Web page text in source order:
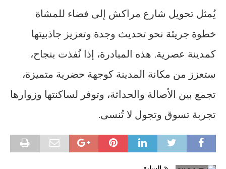
يُمثل تحويل شارع مراكش إلى فضاء للمشاة
خطوة جريئة نحو تحديث وجدة وتعزيز جاذبيتها
كمدينة عصرية. هذه المبادرة، إذا نُفذت بنجاح،
ستعزز من مكانة المدينة كوجهة حضرية متميزة،
تجمع بين الأصالة والحداثة، وتوفر لساكنتها وزوارها
تجربة تسوق وتجول لا تُنسى.